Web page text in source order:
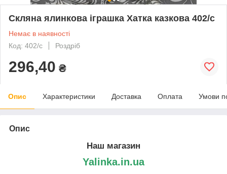
Скляна ялинкова іграшка Хатка казкова 402/с
Немає в наявності
Код: 402/с
Роздріб
296,40 ₴
Опис Характеристики Доставка Оплата Умови
Опис
Наш магазин
Yalinka.in.ua